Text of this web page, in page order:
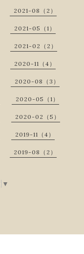
2021-08（2）
2021-05（1）
2021-02（2）
2020-11（4）
2020-08（3）
2020-05（1）
2020-02（5）
2019-11（4）
2019-08（2）
▼